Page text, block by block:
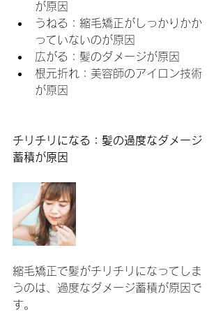
が原因
うねる：縮毛矯正がしっかりかか
っていないのが原因
広がる：髪のダメージが原因
根元折れ：美容師のアイロン技術
が原因
チリチリになる：髪の過度なダメージ
蓄積が原因
縮毛矯正で髪がチリチリになってしま
うのは、過度なダメージ蓄積が原因で
す。